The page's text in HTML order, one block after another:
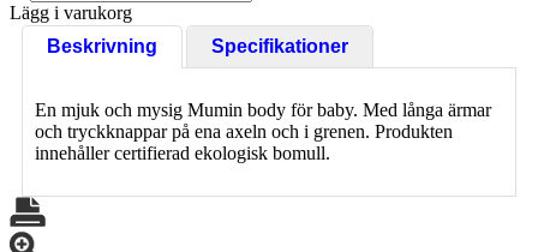
Lägg i varukorg
Beskrivning
Specifikationer
En mjuk och mysig Mumin body för baby. Med långa ärmar
och tryckknappar på ena axeln och i grenen. Produkten
innehåller certifierad ekologisk bomull.